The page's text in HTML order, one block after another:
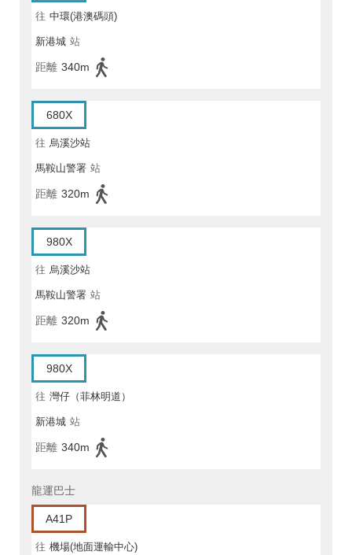
往 中環(港澳碼頭)
新港城 站
距離 340m
680X
往 烏溪沙站
馬鞍山警署 站
距離 320m
980X
往 烏溪沙站
馬鞍山警署 站
距離 320m
980X
往 灣仔（菲林明道）
新港城 站
距離 340m
龍運巴士
A41P
往 機場(地面運輸中心)